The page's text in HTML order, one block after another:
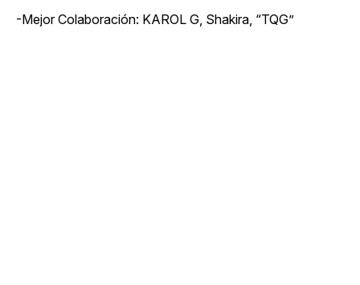
-Mejor Colaboración: KAROL G, Shakira, “TQG”